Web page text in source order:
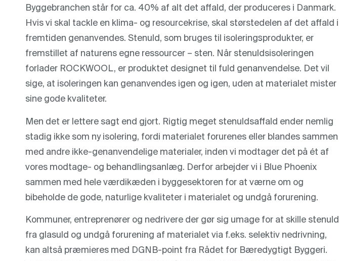
Byggebranchen står for ca. 40% af alt det affald, der produceres i Danmark.
Hvis vi skal tackle en klima- og resourcekrise, skal størstedelen af det affald i
fremtiden genanvendes. Stenuld, som bruges til isoleringsprodukter, er
fremstillet af naturens egne ressourcer – sten. Når stenuldsisoleringen
forlader ROCKWOOL, er produktet designet til fuld genanvendelse. Det vil
sige, at isoleringen kan genanvendes igen og igen, uden at materialet mister
sine gode kvaliteter.
Men det er lettere sagt end gjort. Rigtig meget stenuldsaffald ender nemlig
stadig ikke som ny isolering, fordi materialet forurenes eller blandes sammen
med andre ikke-genanvendelige materialer, inden vi modtager det på ét af
vores modtage- og behandlingsanlæg. Derfor arbejder vi i Blue Phoenix
sammen med hele værdikæden i byggesektoren for at værne om og
bibeholde de gode, naturlige kvaliteter i materialet og undgå forurening.
Kommuner, entreprenører og nedrivere der gør sig umage for at skille stenuld
fra glasuld og undgå forurening af materialet via f.eks. selektiv nedrivning,
kan altså præmieres med DGNB-point fra Rådet for Bæredygtigt Byggeri.